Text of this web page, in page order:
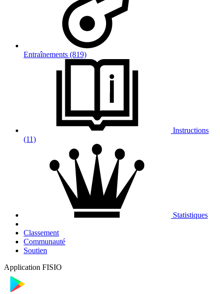
Entraînements (819)
Instructions
(11)
Statistiques
Classement
Communauté
Soutien
Application FISIO